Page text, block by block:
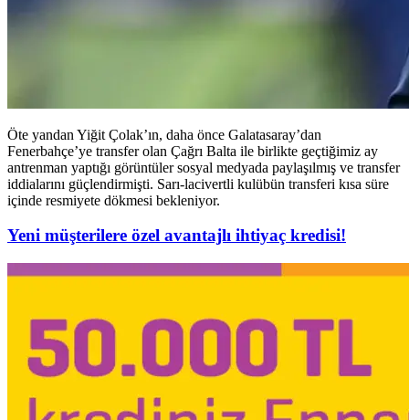
Öte yandan Yiğit Çolak’ın, daha önce Galatasaray’dan
Fenerbahçe’ye transfer olan Çağrı Balta ile birlikte geçtiğimiz ay
antrenman yaptığı görüntüler sosyal medyada paylaşılmış ve transfer
iddialarını güçlendirmişti. Sarı-lacivertli kulübün transferi kısa süre
içinde resmiyete dökmesi bekleniyor.
Yeni müşterilere özel avantajlı ihtiyaç kredisi!